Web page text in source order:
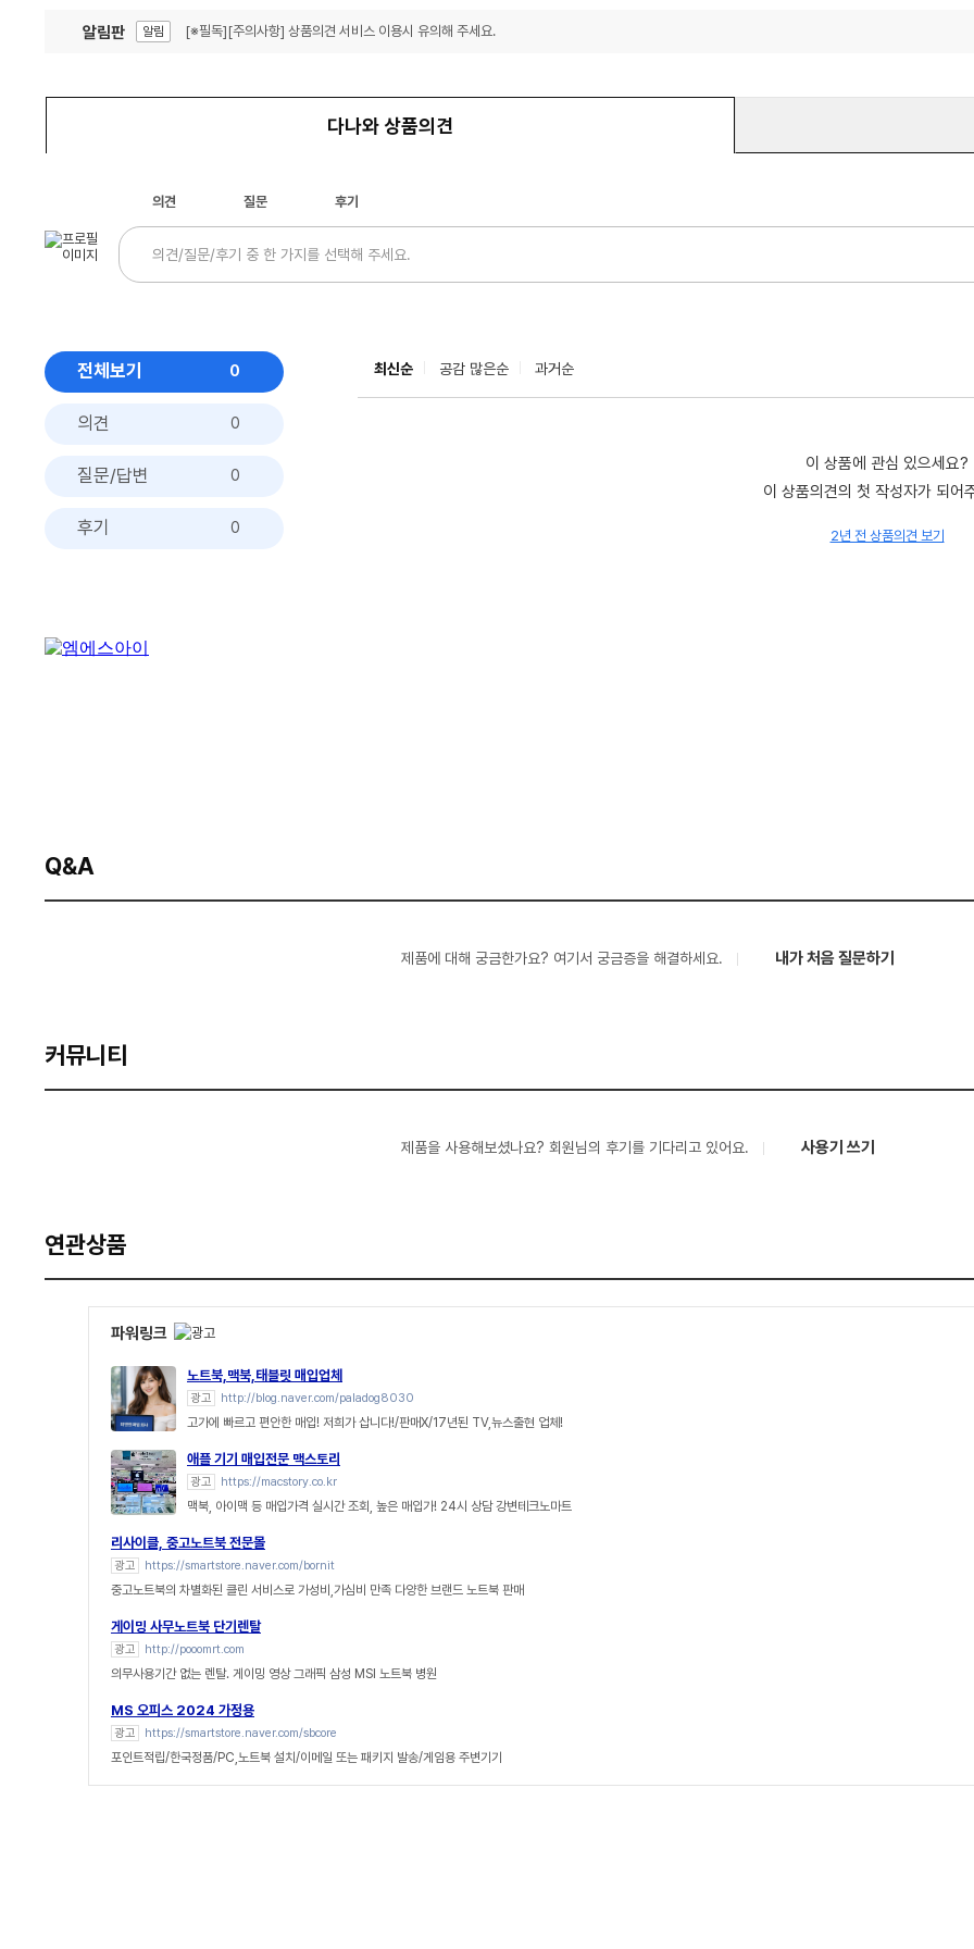
알림판 알림 [※필독][주의사항] 상품의견 서비스 이용시 유의해 주세요.
다나와 상품의견
의견 질문 후기
전체보기 0
의견 0
질문/답변 0
후기 0
최신순 공감 많은순 과거순
이 상품에 관심 있으세요?
이 상품의견의 첫 작성자가 되어
2년 전 상품의견 보기
Q&A
제품에 대해 궁금한가요? 여기서 궁금증을 해결하세요. 내가 처음 질문하기
커뮤니티
제품을 사용해보셨나요? 회원님의 후기를 기다리고 있어요. 사용기 쓰기
연관상품
파워링크
노트북,맥북,태블릿 매입업체
광고 http://blog.naver.com/paladog8030
고가에 빠르고 편안한 매입! 저희가 삽니다!/판매X/17년된 TV,뉴스출현 업체!
애플 기기 매입전문 맥스토리
광고 https://macstory.co.kr
맥북, 아이맥 등 매입가격 실시간 조회, 높은 매입가! 24시 상담 강변테크노마트
리사이클, 중고노트북 전문몰
광고 https://smartstore.naver.com/bornit
중고노트북의 차별화된 클린 서비스로 가성비,가심비 만족 다양한 브랜드 노트북 판매
게이밍 사무노트북 단기렌탈
광고 http://pooomrt.com
의무사용기간 없는 렌탈. 게이밍 영상 그래픽 삼성 MSI 노트북 병원
MS 오피스 2024 가정용
광고 https://smartstore.naver.com/sbcore
포인트적립/한국정품/PC,노트북 설치/이메일 또는 패키지 발송/게임용 주변기기